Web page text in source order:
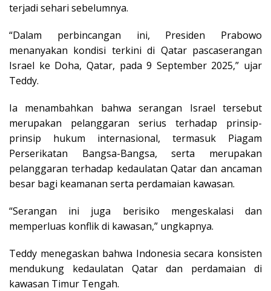
terjadi sehari sebelumnya.
“Dalam perbincangan ini, Presiden Prabowo
menanyakan kondisi terkini di Qatar pascaserangan
Israel ke Doha, Qatar, pada 9 September 2025,” ujar
Teddy.
Ia menambahkan bahwa serangan Israel tersebut
merupakan pelanggaran serius terhadap prinsip-
prinsip hukum internasional, termasuk Piagam
Perserikatan Bangsa-Bangsa, serta merupakan
pelanggaran terhadap kedaulatan Qatar dan ancaman
besar bagi keamanan serta perdamaian kawasan.
“Serangan ini juga berisiko mengeskalasi dan
memperluas konflik di kawasan,” ungkapnya.
Teddy menegaskan bahwa Indonesia secara konsisten
mendukung kedaulatan Qatar dan perdamaian di
kawasan Timur Tengah.